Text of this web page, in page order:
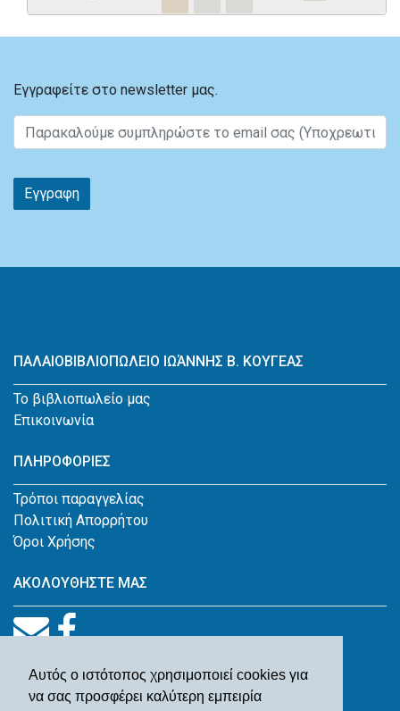
Αυτός ο ιστότοπος χρησιμοποιεί cookies για
να σας προσφέρει καλύτερη εμπειρία
Εγγραφείτε στο newsletter μας.
Εγγραφη
ΠΑΛΑΙΟΒΙΒΛΙΟΠΩΛΕΙΟ ΙΩΆΝΝΗΣ Β. ΚΟΥΓΕΑΣ
Το βιβλιοπωλείο μας
Επικοινωνία
ΠΛΗΡΟΦΟΡΙΕΣ
Τρόποι παραγγελίας
Πολιτική Απορρήτου
Όροι Χρήσης
ΑΚΟΛΟΥΘΗΣΤΕ ΜΑΣ